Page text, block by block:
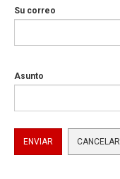
Su correo
Asunto
ENVIAR CANCELAR